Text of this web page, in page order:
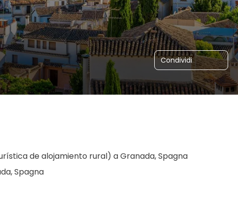
Condividi
de alojamiento rural) a Granada, Spagna
Spagna